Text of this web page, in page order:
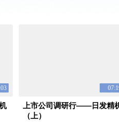
上市公司调研行——日发精
（上）